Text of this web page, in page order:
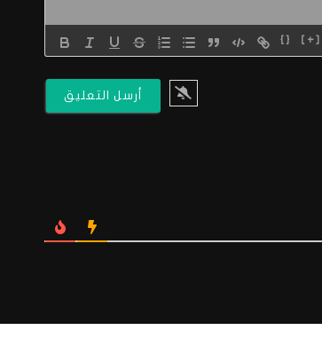
{} [+]